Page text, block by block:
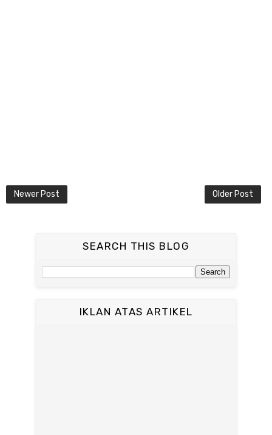
Newer Post Older Post
SEARCH THIS BLOG
IKLAN ATAS ARTIKEL